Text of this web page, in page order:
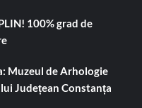
100% grad de
Muzeul de Arhologie
Județean Constanța